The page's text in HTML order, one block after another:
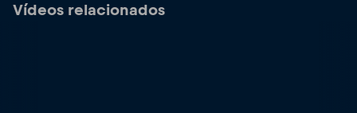
Vídeos relacionados